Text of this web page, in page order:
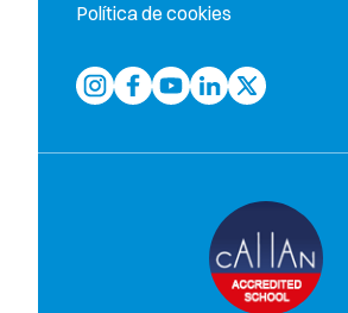
Política de cookies